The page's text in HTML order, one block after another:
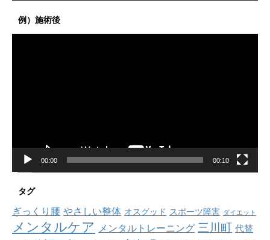
例）施術後
00:00 00:10
タグ
ぎっくり腰 やさしい整体 オスグッド スポーツ障害 ダイエット
メンタルケア メンタルトレーニング 三川町 代替